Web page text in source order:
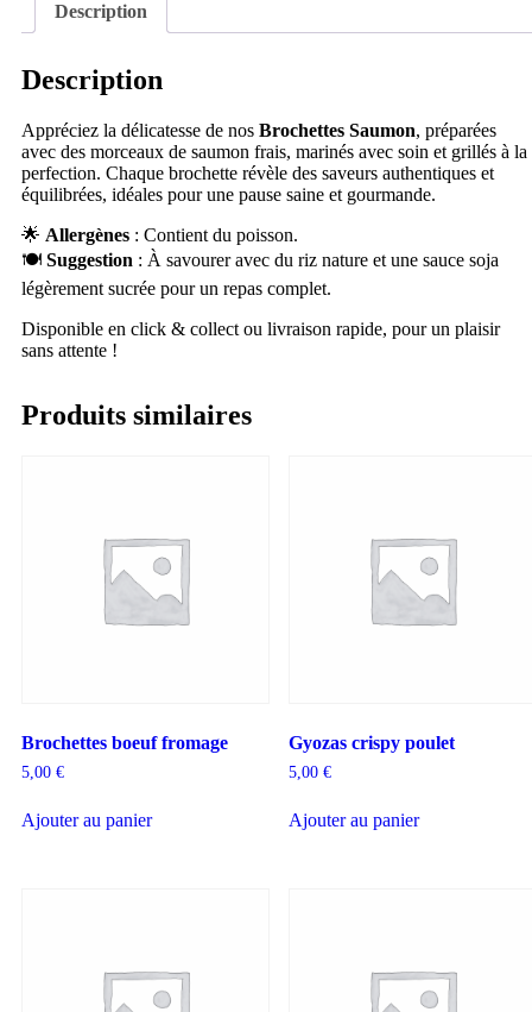
Description
Description
Appréciez la délicatesse de nos Brochettes Saumon, préparées
avec des morceaux de saumon frais, marinés avec soin et grillés à la
perfection. Chaque brochette révèle des saveurs authentiques et
équilibrées, idéales pour une pause saine et gourmande.
🌟 Allergènes : Contient du poisson.
🍽 Suggestion : À savourer avec du riz nature et une sauce soja
légèrement sucrée pour un repas complet.
Disponible en click & collect ou livraison rapide, pour un plaisir
sans attente !
Produits similaires
Brochettes boeuf fromage
5,00 €
Ajouter au panier
Gyozas crispy poulet
5,00 €
Ajouter au panier